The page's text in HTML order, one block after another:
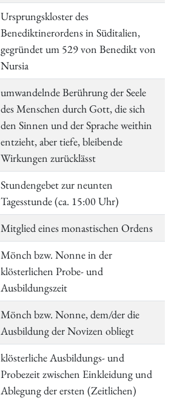
Ursprungskloster des
Benediktinerordens in Süditalien,
gegründet um 529 von Benedikt von
Nursia
umwandelnde Berührung der Seele
des Menschen durch Gott, die sich
den Sinnen und der Sprache weithin
entzieht, aber tiefe, bleibende
Wirkungen zurücklässt
Stundengebet zur neunten
Tagesstunde (ca. 15:00 Uhr)
Mitglied eines monastischen Ordens
Mönch bzw. Nonne in der
klösterlichen Probe- und
Ausbildungszeit
Mönch bzw. Nonne, dem/der die
Ausbildung der Novizen obliegt
klösterliche Ausbildungs- und
Probezeit zwischen Einkleidung und
Ablegung der ersten (Zeitlichen)